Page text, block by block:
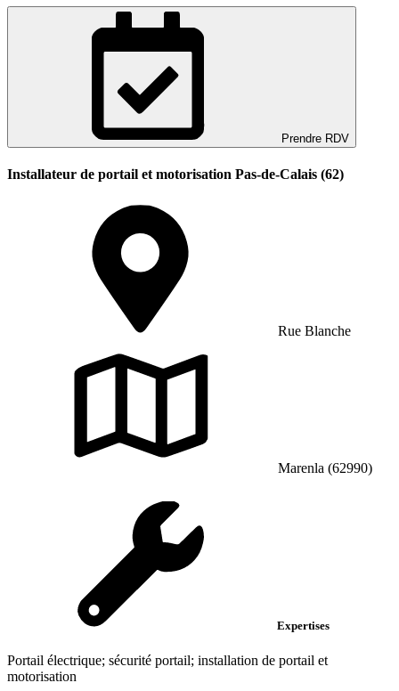
Prendre RDV
Installateur de portail et motorisation Pas-de-Calais (62)
Rue Blanche
Marenla (62990)
Expertises
Portail électrique; sécurité portail; installation de portail et
motorisation